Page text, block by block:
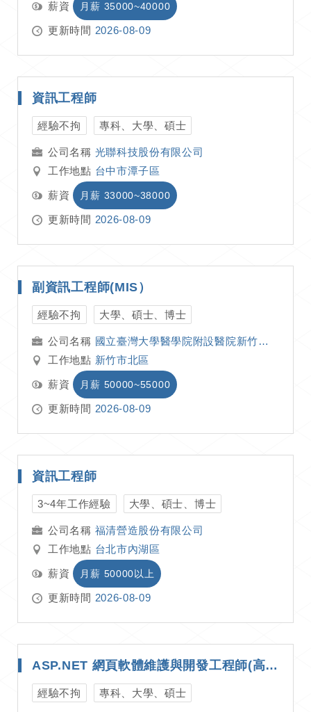
薪資 月薪 35000~40000
更新時間 2026-08-09
資訊工程師
經驗不拘 專科、大學、碩士
光聯科技股份有限公司
工作地點 台中市潭子區
薪資 月薪 33000~38000
更新時間 2026-08-09
副資訊工程師(MIS）
經驗不拘 大學、碩士、博士
國立臺灣大學醫學院附設醫院新竹臺大分院
工作地點 新竹市北區
薪資 月薪 50000~55000
更新時間 2026-08-09
資訊工程師
3~4年工作經驗 大學、碩士、博士
福清營造股份有限公司
工作地點 台北市內湖區
薪資 月薪 50000以上
更新時間 2026-08-09
ASP.NET 網頁軟體維護與開發工程師(高雄)
經驗不拘 專科、大學、碩士